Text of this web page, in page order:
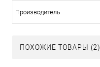
Производитель
ПОХОЖИЕ ТОВАРЫ (2)